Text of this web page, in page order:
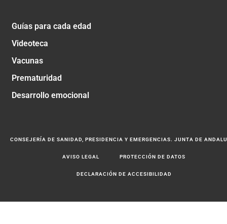
Guías para cada edad
Videoteca
Vacunas
Prematuridad
Desarrollo emocional
CONSEJERÍA DE SANIDAD, PRESIDENCIA Y EMERGENCIAS. JUNTA DE
AVISO LEGAL PROTECCIÓN DE DATOS
DECLARACIÓN DE ACCESIBILIDAD